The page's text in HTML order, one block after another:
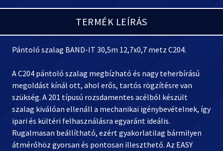
TERMÉK LEÍRÁS
Pántoló szalag BAND-IT 30,5m 12,7x0,7 metz C204.
A C204 pántoló szalag megbízható és nagy teherbírású
megoldást kínál ott, ahol erős, tartós rögzítésre van
szükség. A 201 típusú rozsdamentes acélból készült
szalag kiválóan ellenáll a mechanikai igénybevételnek, így
ipari és kültéri felhasználásra egyaránt ideális.
Rugalmasan beállítható, ezért gyakorlatilag bármilyen
átmérőhöz gyorsan és pontosan illeszthető. Az EASY